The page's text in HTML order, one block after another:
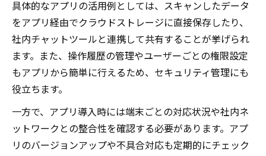
具体的なアプリの活用例としては、スキャンしたデータ
をアプリ経由でクラウドストレージに直接保存したり、
社内チャットツールと連携して共有することが挙げられ
ます。また、操作履歴の管理やユーザーごとの権限設定
もアプリから簡単に行えるため、セキュリティ管理にも
役立ちます。
一方で、アプリ導入時には端末ごとの対応状況や社内ネ
ットワークとの整合性を確認する必要があります。アプ
リのバージョンアップや不具合対応も定期的にチェック